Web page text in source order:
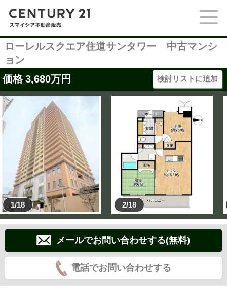
ローレルスクエア住道サンタワー 中古マンシ
ョン
価格 3,680万円 検討リストに追加
1/18 2/18
メールでお問い合わせする(無料)
電話でお問い合わせする